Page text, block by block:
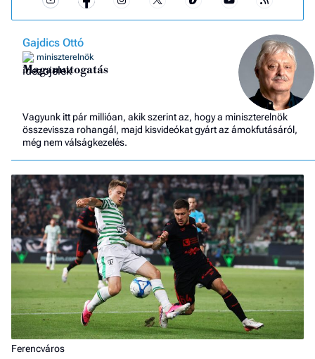
Gajdics Ottó
miniszterelnök
Magamutogatás
Vagyunk itt pár millióan, akik szerint az, hogy a miniszterelnök
összevissza rohangál, majd kisvideókat gyárt az ámokfutásáról,
még nem válságkezelés.
Ferencváros